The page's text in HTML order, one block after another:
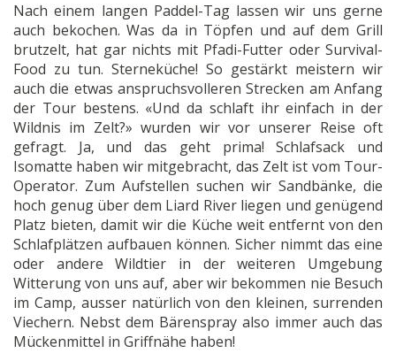
Nach einem langen Paddel-Tag lassen wir uns gerne
auch bekochen. Was da in Töpfen und auf dem Grill
brutzelt, hat gar nichts mit Pfadi-Futter oder Survival-
Food zu tun. Sterneküche! So gestärkt meistern wir
auch die etwas anspruchsvolleren Strecken am Anfang
der Tour bestens. «Und da schlaft ihr einfach in der
Wildnis im Zelt?» wurden wir vor unserer Reise oft
gefragt. Ja, und das geht prima! Schlafsack und
Isomatte haben wir mitgebracht, das Zelt ist vom Tour-
Operator. Zum Aufstellen suchen wir Sandbänke, die
hoch genug über dem Liard River liegen und genügend
Platz bieten, damit wir die Küche weit entfernt von den
Schlafplätzen aufbauen können. Sicher nimmt das eine
oder andere Wildtier in der weiteren Umgebung
Witterung von uns auf, aber wir bekommen nie Besuch
im Camp, ausser natürlich von den kleinen, surrenden
Viechern. Nebst dem Bärenspray also immer auch das
Mückenmittel in Griffnähe haben!